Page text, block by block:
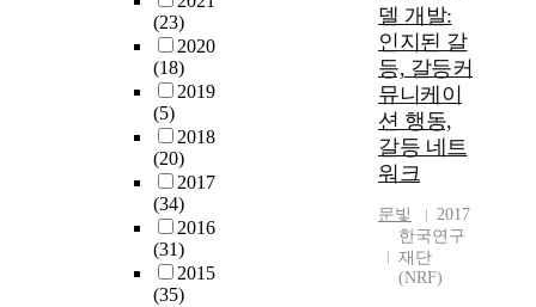
(23)
2020
(18)
2019
(5)
2018
(20)
2017
(34)
2016
(31)
2015
(35)
델 개발:
인지된 갈
등, 갈등커
뮤니케이
션 행동,
갈등 네트
워크
문빛
2017
한국연구
재단
(NRF)